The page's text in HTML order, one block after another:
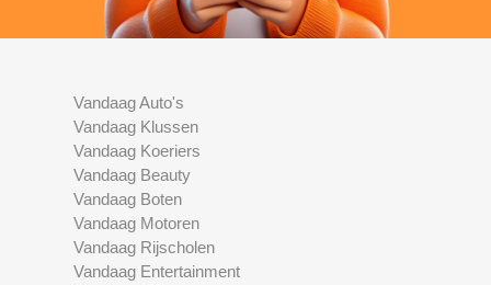
Vandaag Auto's
Vandaag Klussen
Vandaag Koeriers
Vandaag Beauty
Vandaag Boten
Vandaag Motoren
Vandaag Rijscholen
Vandaag Entertainment